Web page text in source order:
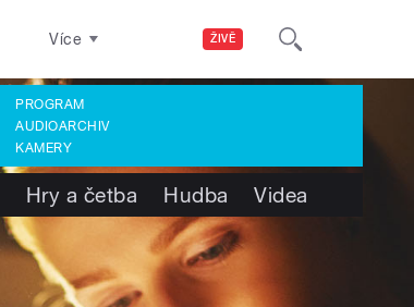
ŽIVĚ
Více
PROGRAM
AUDIOARCHIV
KAMERY
Hry a četba Hudba Videa